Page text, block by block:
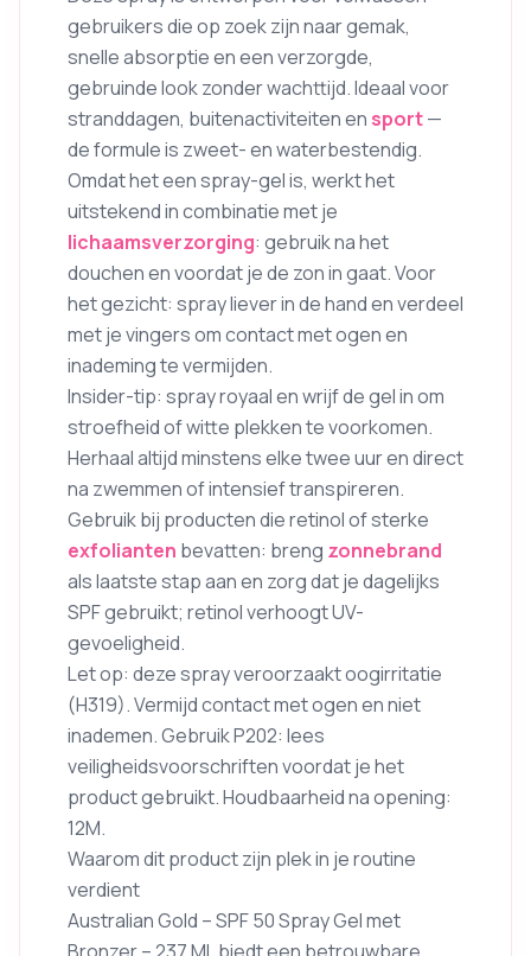
gebruikers die op zoek zijn naar gemak,
snelle absorptie en een verzorgde,
gebruinde look zonder wachttijd. Ideaal voor
stranddagen, buitenactiviteiten en sport—
de formule is zweet- en waterbestendig.
Omdat het een spray-gel is, werkt het
uitstekend in combinatie met je
lichaamsverzorging: gebruik na het
douchen en voordat je de zon in gaat. Voor
het gezicht: spray liever in de hand en verdeel
met je vingers om contact met ogen en
inademing te vermijden.
Insider-tip: spray royaal en wrijf de gel in om
stroefheid of witte plekken te voorkomen.
Herhaal altijd minstens elke twee uur en direct
na zwemmen of intensief transpireren.
Gebruik bij producten die retinol of sterke
exfolianten bevatten: breng zonnebrand
als laatste stap aan en zorg dat je dagelijks
SPF gebruikt; retinol verhoogt UV-
gevoeligheid.
Let op: deze spray veroorzaakt oogirritatie
(H319). Vermijd contact met ogen en niet
inademen. Gebruik P202: lees
veiligheidsvoorschriften voordat je het
product gebruikt. Houdbaarheid na opening:
12M.
Waarom dit product zijn plek in je routine
verdient
Australian Gold – SPF 50 Spray Gel met